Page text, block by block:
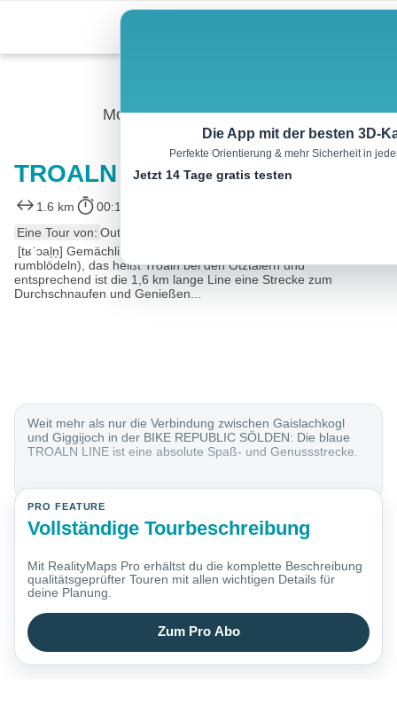
content
Mountainbike
TROALN LINE (6034)
1.6 km 00:13 h
Eine Tour von: Outdooractive
[tʁˈɔal̩n̩] Gemächlich trödeln (und dabei gern ein wenig
rumblödeln), das heißt Troaln bei den Ötztalern und
entsprechend ist die 1,6 km lange Line eine Strecke zum
Durchschnaufen und Genießen...
Weit mehr als nur die Verbindung zwischen Gaislachkogl
und Giggijoch in der BIKE REPUBLIC SÖLDEN: Die blaue
TROALN LINE ist eine absolute Spaß- und Genussstrecke.
PRO FEATURE
Vollständige Tourbeschreibung
Mit RealityMaps Pro erhältst du die komplette Beschreibung
qualitätsgeprüfter Touren mit allen wichtigen Details für
deine Planung.
Zum Pro Abo
Die App mit der besten 3D-
Perfekte Orientierung & mehr Sicherheit in
Jetzt 14 Tage gratis testen